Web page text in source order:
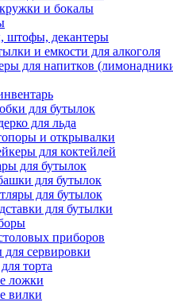
и бокалы
штофы, декантеры
и емкости для алкоголя
для напитков
для бутылок
для льда
и открывалки
для коктейлей
для бутылок
для бутылок
для бутылок
для бутылки
приборов
сервировки
торта
ложки
вилки